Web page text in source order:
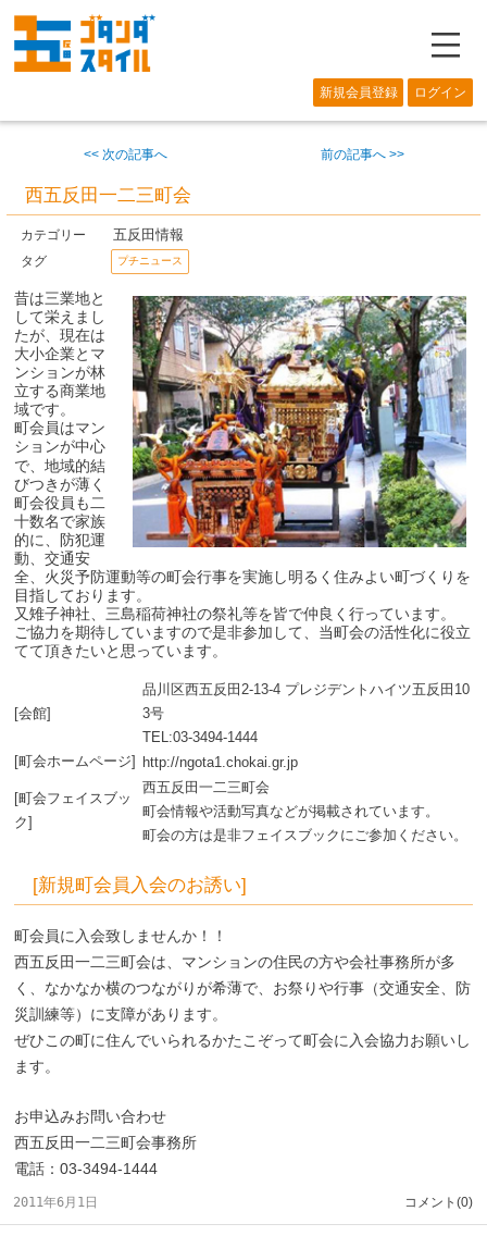
―
新規会員登録 ログイン
<< 次の記事へ 前の記事へ >>
西五反田一二三町会
カテゴリー 五反田情報
タグ プチニュース
昔は三業地と
して栄えまし
たが、現在は
大小企業とマ
ンションが林
立する商業地
域です。
町会員はマン
ションが中心
で、地域的結
びつきが薄く
町会役員も二
十数名で家族
的に、防犯運
動、交通安
全、火災予防運動等の町会行事を実施し明るく住みよい町づくりを
目指しております。
又雉子神社、三島稲荷神社の祭礼等を皆で仲良く行っています。
ご協力を期待していますので是非参加して、当町会の活性化に役立
てて頂きたいと思っています。
[会館]
品川区西五反田2-13-4 プレジデントハイツ五反田10
3号
TEL:03-3494-1444
[町会ホームページ]
http://ngota1.chokai.gr.jp
[町会フェイスブッ
ク]
西五反田一二三町会
町会情報や活動写真などが掲載されています。
町会の方は是非フェイスブックにご参加ください。
[新規町会員入会のお誘い]
町会員に入会致しませんか！！
西五反田一二三町会は、マンションの住民の方や会社事務所が多
く、なかなか横のつながりが希薄で、お祭りや行事（交通安全、防
災訓練等）に支障があります。
ぜひこの町に住んでいられるかたこぞって町会に入会協力お願いし
ます。
お申込みお問い合わせ
西五反田一二三町会事務所
電話：03-3494-1444
2011年6月1日 コメント(0)